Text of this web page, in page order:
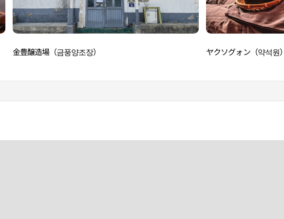
金豊醸造場（금풍양조장） ヤクソグォン（약석원）